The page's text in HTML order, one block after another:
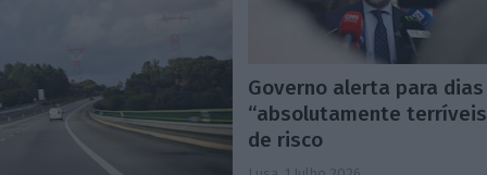
Governo alerta para dias
“absolutamente
de risco